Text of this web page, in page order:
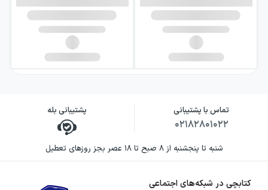
تماس با پشتیبانی
۰۲۱۸۲۸۰۱۰۲۲
پشتیبانی بله
شنبه تا پنجشنبه از ۸ صبح تا ۱۸ عصر بجز روزهای تعطیل
کتابچی در شبکه‌های اجتماعی